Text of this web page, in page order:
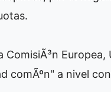
comÃºn" a nivel